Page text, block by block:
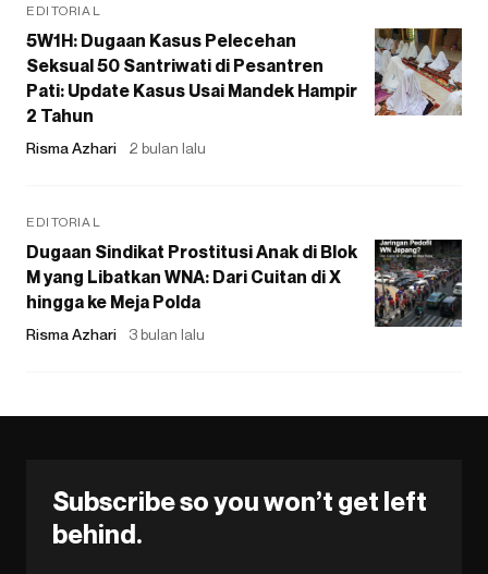
EDITORIAL
5W1H: Dugaan Kasus Pelecehan
Seksual 50 Santriwati di Pesantren
Pati: Update Kasus Usai Mandek Hampir
2 Tahun
Risma Azhari 2 bulan lalu
EDITORIAL
Dugaan Sindikat Prostitusi Anak di Blok
M yang Libatkan WNA: Dari Cuitan di X
hingga ke Meja Polda
Risma Azhari 3 bulan lalu
Subscribe so you won’t get left
behind.